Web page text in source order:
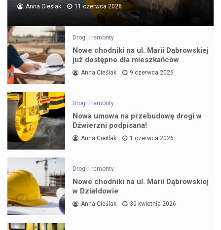
Anna Cieślak 11 czerwca 2026
Drogi i remonty
Nowe chodniki na ul. Marii Dąbrowskiej
już dostępne dla mieszkańców
Anna Cieślak 9 czerwca 2026
Drogi i remonty
Nowa umowa na przebudowę drogi w
Dźwierzni podpisana!
Anna Cieślak 1 czerwca 2026
Drogi i remonty
Nowe chodniki na ul. Marii Dąbrowskiej
w Działdowie
Anna Cieślak 30 kwietnia 2026